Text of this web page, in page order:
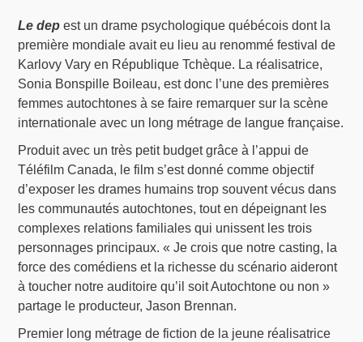
Le dep est un drame psychologique québécois dont la
première mondiale avait eu lieu au renommé festival de
Karlovy Vary en République Tchèque. La réalisatrice,
Sonia Bonspille Boileau, est donc l’une des premières
femmes autochtones à se faire remarquer sur la scène
internationale avec un long métrage de langue française.
Produit avec un très petit budget grâce à l’appui de
Téléfilm Canada, le film s’est donné comme objectif
d’exposer les drames humains trop souvent vécus dans
les communautés autochtones, tout en dépeignant les
complexes relations familiales qui unissent les trois
personnages principaux. « Je crois que notre casting, la
force des comédiens et la richesse du scénario aideront
à toucher notre auditoire qu’il soit Autochtone ou non »
partage le producteur, Jason Brennan.
Premier long métrage de fiction de la jeune réalisatrice